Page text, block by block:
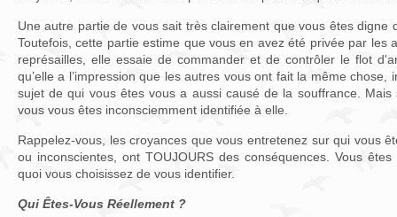
Une autre partie de vous sait très clairement que vous êtes digne
Toutefois, cette partie estime que vous en avez été privée par les
représailles, elle essaie de commander et de contrôler le flot
qu’elle a l’impression que les autres vous ont fait la même chose,
sujet de qui vous êtes vous a aussi causé de la souffrance.
vous vous êtes inconsciemment identifiée à elle.
Rappelez-vous, les croyances que vous entretenez sur qui vous
ou inconscientes, ont TOUJOURS des conséquences. Vous
quoi vous choisissez de vous identifier.
Qui Êtes-Vous Réellement ?